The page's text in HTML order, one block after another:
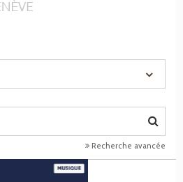
Recherche avancée